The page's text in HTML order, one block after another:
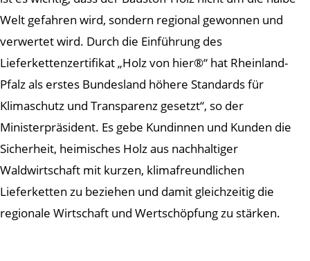
Welt gefahren wird, sondern regional gewonnen und
verwertet wird. Durch die Einführung des
Lieferkettenzertifikat „Holz von hier®“ hat Rheinland-
Pfalz als erstes Bundesland höhere Standards für
Klimaschutz und Transparenz gesetzt“, so der
Ministerpräsident. Es gebe Kundinnen und Kunden die
Sicherheit, heimisches Holz aus nachhaltiger
Waldwirtschaft mit kurzen, klimafreundlichen
Lieferketten zu beziehen und damit gleichzeitig die
regionale Wirtschaft und Wertschöpfung zu stärken.